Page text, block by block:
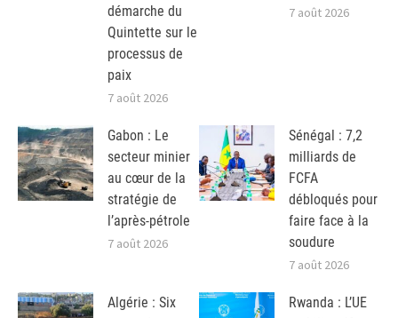
démarche du
Quintette sur le
processus de
paix
7 août 2026
7 août 2026
Gabon : Le
secteur minier
au cœur de la
stratégie de
l’après-pétrole
7 août 2026
Sénégal : 7,2
milliards de
FCFA
débloqués pour
faire face à la
soudure
7 août 2026
Algérie : Six
Rwanda : L’UE